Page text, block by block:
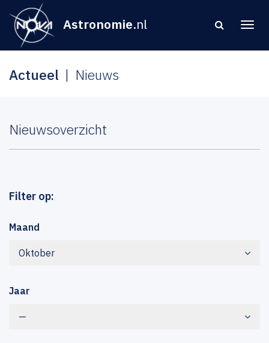
Astronomie.nl
Actueel Nieuws
Nieuwsoverzicht
Filter op:
Maand
Oktober
Jaar
—